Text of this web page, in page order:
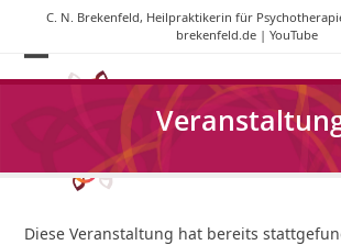
content
C. N. Brekenfeld, Heilpraktikerin für
brekenfeld.de| YouTube
Open
mobile
Close
mobile
Diese Veranstaltung hat bereits